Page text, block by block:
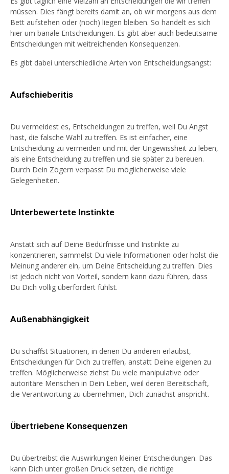
müssen. Dies fängt bereits damit an, ob wir morgens aus dem
Bett aufstehen oder (noch) liegen bleiben. So handelt es sich
hier um banale Entscheidungen. Es gibt aber auch bedeutsame
Entscheidungen mit weitreichenden Konsequenzen.
Es gibt dabei unterschiedliche Arten von Entscheidungsangst:
Aufschieberitis
Du vermeidest es, Entscheidungen zu treffen, weil Du Angst
hast, die falsche Wahl zu treffen. Es ist einfacher, eine
Entscheidung zu vermeiden und mit der Ungewissheit zu leben,
als eine Entscheidung zu treffen und sie später zu bereuen.
Durch Dein Zögern verpasst Du möglicherweise viele
Gelegenheiten.
Unterbewertete Instinkte
Anstatt sich auf Deine Bedürfnisse und Instinkte zu
konzentrieren, sammelst Du viele Informationen oder holst die
Meinung anderer ein, um Deine Entscheidung zu treffen. Dies
ist jedoch nicht von Vorteil, sondern kann dazu führen, dass
Du Dich völlig überfordert fühlst.
Außenabhängigkeit
Du schaffst Situationen, in denen Du anderen erlaubst,
Entscheidungen für Dich zu treffen, anstatt Deine eigenen zu
treffen. Möglicherweise ziehst Du viele manipulative oder
autoritäre Menschen in Dein Leben, weil deren Bereitschaft,
die Verantwortung zu übernehmen, Dich zunächst anspricht.
Übertriebene Konsequenzen
Du übertreibst die Auswirkungen kleiner Entscheidungen. Das
kann Dich unter großen Druck setzen, die richtige